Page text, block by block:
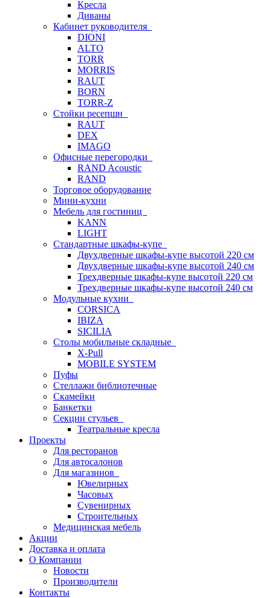
Кресла
Диваны
Кабинет руководителя
DIONI
ALTO
TORR
MORRIS
RAUT
BORN
TORR-Z
Стойки ресепшн
RAUT
DEX
IMAGO
Офисные перегородки
RAND Acoustic
RAND
Торговое оборудование
Мини-кухни
Мебель для гостиниц
KANN
LIGHT
Стандартные шкафы-купе
Двухдверные шкафы-купе высотой 220 см
Двухдверные шкафы-купе высотой 240 см
Трехдверные шкафы-купе высотой 220 см
Трехдверные шкафы-купе высотой 240 см
Модульные кухни
CORSICA
IBIZA
SICILIA
Столы мобильные складные
X-Pull
MOBILE SYSTEM
Пуфы
Стеллажи библиотечные
Скамейки
Банкетки
Секции стульев
Театральные кресла
Проекты
Для ресторанов
Для автосалонов
Для магазинов
Ювелирных
Часовых
Сувенирных
Строительных
Медицинская мебель
Акции
Доставка и оплата
О Компании
Новости
Производители
Контакты